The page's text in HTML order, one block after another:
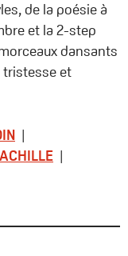
de la poésie à
et la 2-step
dansants
tristesse et
|
|